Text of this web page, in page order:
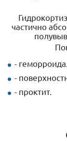
частично
-
-
- проктит.